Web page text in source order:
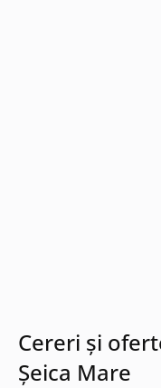
Cereri și
Șeica Mare